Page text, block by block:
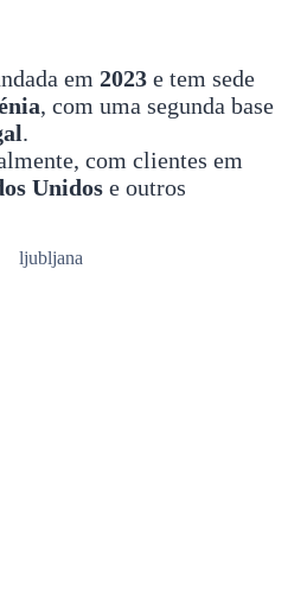
em 2023 e tem sede
, com uma segunda base
.
com clientes em
Unidos e outros